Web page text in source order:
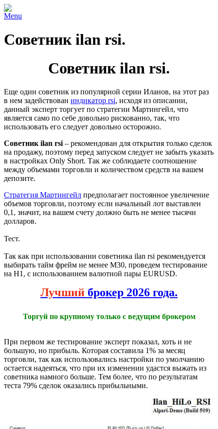
Menu
Советник ilan rsi.
Советник ilan rsi.
Еще один советник из популярной серии Иланов, на этот раз
в нем задействован индикатор rsi, исходя из описании,
данный эксперт торгует по стратегии Мартингейл, что
является само по себе довольно рискованно, так, что
использовать его следует довольно осторожно.
Советник ilan rsi – рекомендован для открытия только сделок
на продажу, поэтому перед запуском следует не забыть указать
в настройках Only Short. Так же соблюдаете соотношение
между объемами торговли и количеством средств на вашем
депозите.
Стратегия Мартингейл предполагает постоянное увеличение
объемов торговли, поэтому если начальный лот выставлен
0,1, значит, на вашем счету должно быть не менее тысячи
долларов.
Тест.
Так как при использовании советника ilan rsi рекомендуется
выбирать тайм фрейм не менее М30, проведем тестирование
на Н1, с использованием валютной пары EURUSD.
Лучший брокер 2026 года.
Торгуй по крупному только с ведущим брокером
При первом же тестирование эксперт показал, хоть и не
большую, но прибыль. Которая составила 1% за месяц
торговли, так как использовались настройки по умолчанию
остается надеяться, что при их изменении удастся выжать из
советника намного больше. Тем более, что по результатам
теста 79% сделок оказались прибыльными.